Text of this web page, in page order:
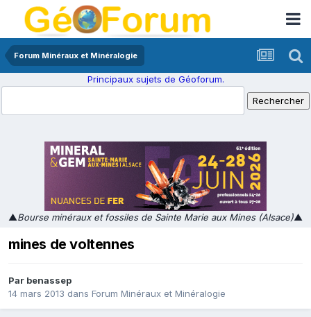
Forum Minéraux et Minéralogie
Principaux sujets de Géoforum.
▲Bourse minéraux et fossiles de Sainte Marie aux Mines (Alsace)▲
mines de voltennes
Par benassep
14 mars 2013 dans Forum Minéraux et Minéralogie